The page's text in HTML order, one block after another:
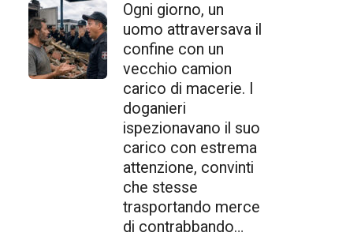
Ogni giorno, un
uomo attraversava il
confine con un
vecchio camion
carico di macerie. I
doganieri
ispezionavano il suo
carico con estrema
attenzione, convinti
che stesse
trasportando merce
di contrabbando…